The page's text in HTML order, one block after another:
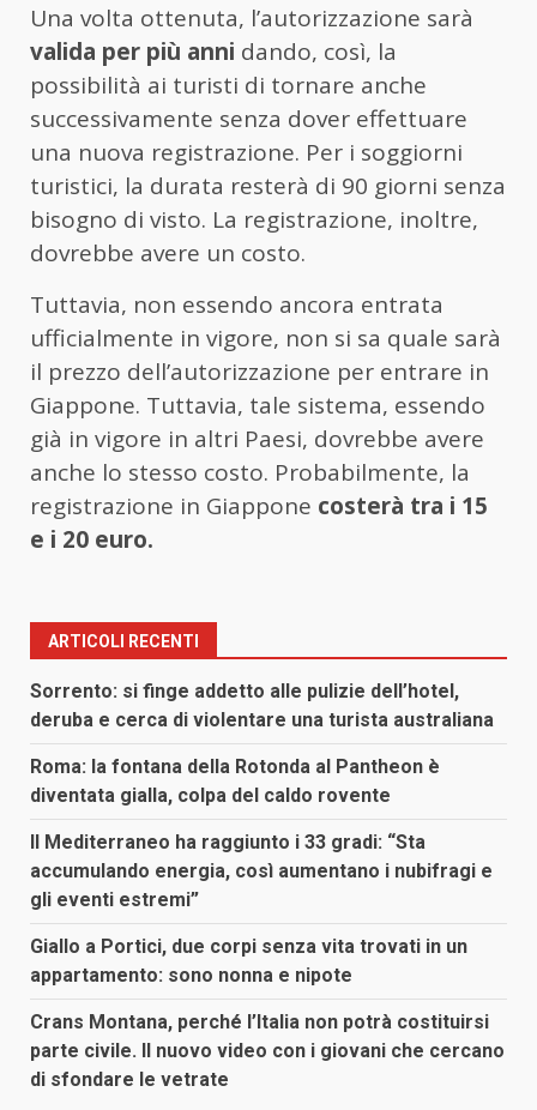
Una volta ottenuta, l’autorizzazione sarà
valida per più anni dando, così, la
possibilità ai turisti di tornare anche
successivamente senza dover effettuare
una nuova registrazione. Per i soggiorni
turistici, la durata resterà di 90 giorni senza
bisogno di visto. La registrazione, inoltre,
dovrebbe avere un costo.
Tuttavia, non essendo ancora entrata
ufficialmente in vigore, non si sa quale sarà
il prezzo dell’autorizzazione per entrare in
Giappone. Tuttavia, tale sistema, essendo
già in vigore in altri Paesi, dovrebbe avere
anche lo stesso costo. Probabilmente, la
registrazione in Giappone costerà tra i 15
e i 20 euro.
ARTICOLI RECENTI
Sorrento: si finge addetto alle pulizie dell’hotel,
deruba e cerca di violentare una turista australiana
Roma: la fontana della Rotonda al Pantheon è
diventata gialla, colpa del caldo rovente
Il Mediterraneo ha raggiunto i 33 gradi: “Sta
accumulando energia, così aumentano i nubifragi e
gli eventi estremi”
Giallo a Portici, due corpi senza vita trovati in un
appartamento: sono nonna e nipote
Crans Montana, perché l’Italia non potrà costituirsi
parte civile. Il nuovo video con i giovani che cercano
di sfondare le vetrate